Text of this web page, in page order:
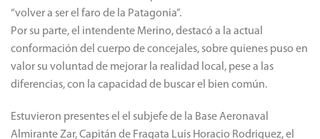
“volver a ser el faro de la Patagonia”.
Por su parte, el intendente Merino, destacó a la actual
conformación del cuerpo de concejales, sobre quienes puso en
valor su voluntad de mejorar la realidad local, pese a las
diferencias, con la capacidad de buscar el bien común.
Estuvieron presentes el el subjefe de la Base Aeronaval
Almirante Zar, Capitán de Fragata Luis Horacio Rodriguez, el